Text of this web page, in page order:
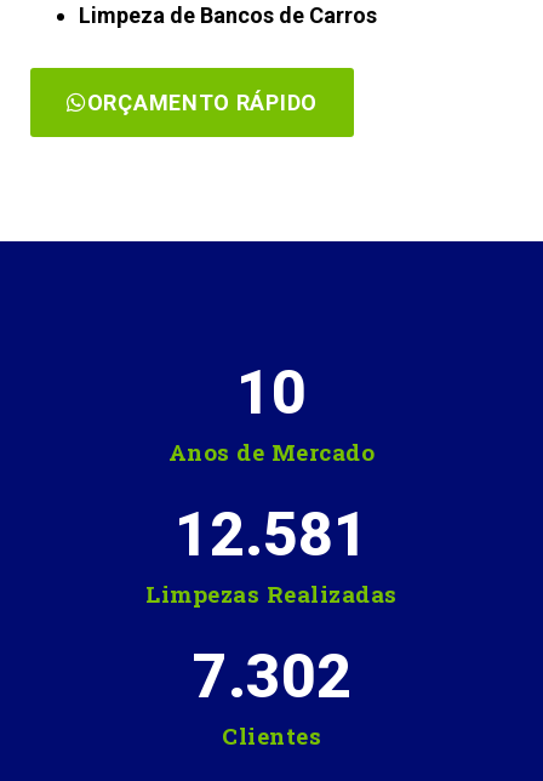
Limpeza de Bancos de Carros
ORÇAMENTO RÁPIDO
Anos de Mercado
10
Limpezas Realizadas
12.581
Clientes
7.302